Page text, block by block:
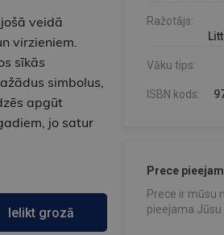
veidā
virzieniem.
sīkās
simbolus,
apgūt
jo satur
Ielikt grozā
Ražotājs:
Vāku tips:
ISBN kods:
Prece
Prece ir mūsu
pieejama